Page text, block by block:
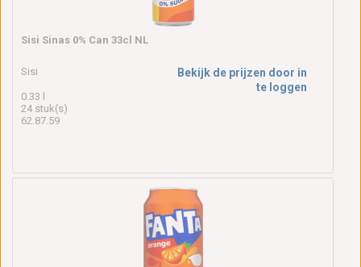
Sisi Sinas 0% Can 33cl NL
Sisi
0.33 l
24 stuk(s)
62.87.59
Bekijk de prijzen door in
te loggen